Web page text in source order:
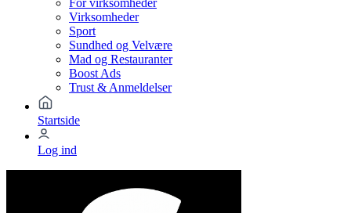
For virksomheder
Virksomheder
Sport
Sundhed og Velvære
Mad og Restauranter
Boost Ads
Trust & Anmeldelser
Startside
Log ind